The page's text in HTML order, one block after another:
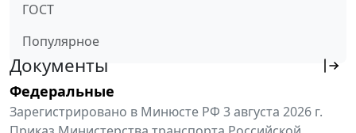
ГОСТ
Популярное
Документы
Федеральные
Зарегистрировано в Минюсте РФ 3 августа 2026 г.